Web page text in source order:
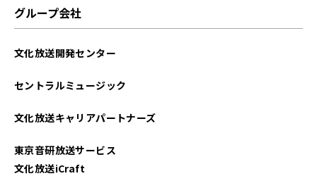
グループ会社
文化放送開発センター
セントラルミュージック
文化放送キャリアパートナーズ
東京音研放送サービス
文化放送iCraft